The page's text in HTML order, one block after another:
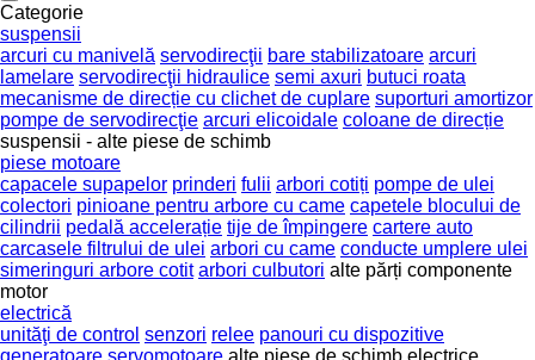
Categorie
suspensii
arcuri cu manivelă servodirecţii bare stabilizatoare arcuri
lamelare servodirecţii hidraulice semi axuri butuci roata
mecanisme de direcție cu clichet de cuplare suporturi amortizor
pompe de servodirecţie arcuri elicoidale coloane de direcție
suspensii - alte piese de schimb
piese motoare
capacele supapelor prinderi fulii arbori cotiți pompe de ulei
colectori pinioane pentru arbore cu came capetele blocului de
cilindrii pedală accelerație tije de împingere cartere auto
carcasele filtrului de ulei arbori cu came conducte umplere ulei
simeringuri arbore cotit arbori culbutori alte părți componente
motor
electrică
unităţi de control senzori relee panouri cu dispozitive
generatoare servomotoare alte piese de schimb electrice